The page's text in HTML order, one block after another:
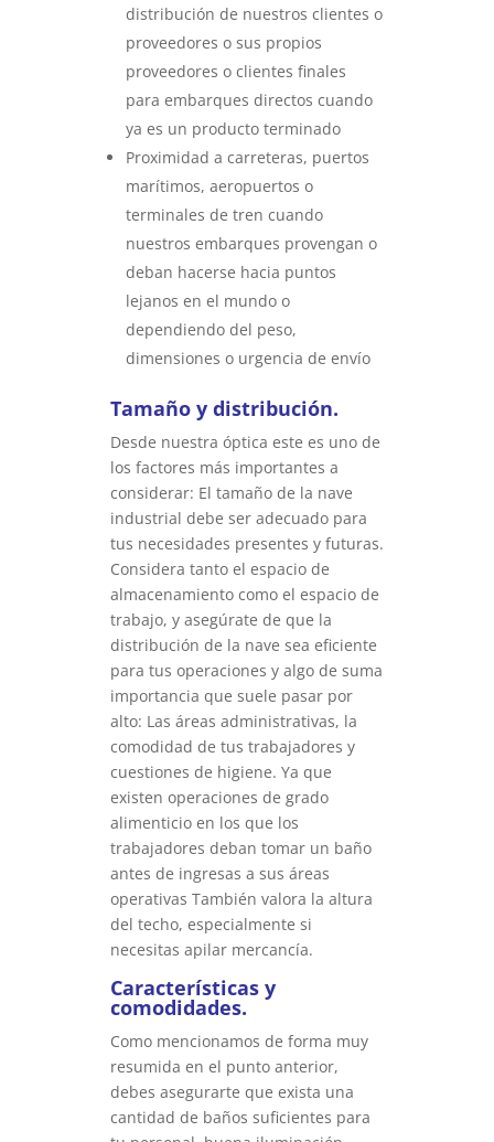
distribución de nuestros clientes o
proveedores o sus propios
proveedores o clientes finales
para embarques directos cuando
ya es un producto terminado
Proximidad a carreteras, puertos
marítimos, aeropuertos o
terminales de tren cuando
nuestros embarques provengan o
deban hacerse hacia puntos
lejanos en el mundo o
dependiendo del peso,
dimensiones o urgencia de envío
Tamaño y distribución.
Desde nuestra óptica este es uno de
los factores más importantes a
considerar: El tamaño de la nave
industrial debe ser adecuado para
tus necesidades presentes y futuras.
Considera tanto el espacio de
almacenamiento como el espacio de
trabajo, y asegúrate de que la
distribución de la nave sea eficiente
para tus operaciones y algo de suma
importancia que suele pasar por
alto: Las áreas administrativas, la
comodidad de tus trabajadores y
cuestiones de higiene. Ya que
existen operaciones de grado
alimenticio en los que los
trabajadores deban tomar un baño
antes de ingresas a sus áreas
operativas También valora la altura
del techo, especialmente si
necesitas apilar mercancía.
Características y
comodidades.
Como mencionamos de forma muy
resumida en el punto anterior,
debes asegurarte que exista una
cantidad de baños suficientes para